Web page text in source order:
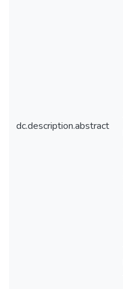
dc.description.abstract